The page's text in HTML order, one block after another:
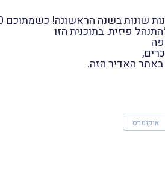
פיזית. בתוכנית הזו
האדיר הזה.
איקומרס